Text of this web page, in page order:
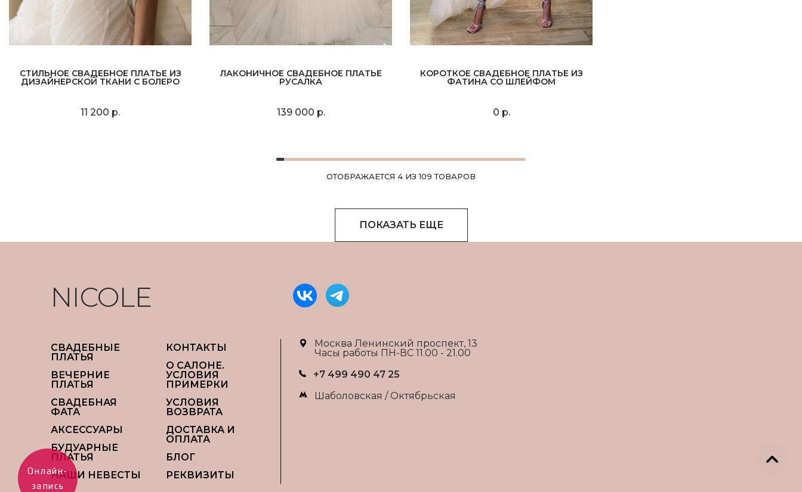
СТИЛЬНОЕ СВАДЕБНОЕ ПЛАТЬЕ ИЗ
ДИЗАЙНЕРСКОЙ ТКАНИ С БОЛЕРО
11 200 р.
ЛАКОНИЧНОЕ СВАДЕБНОЕ ПЛАТЬЕ
РУСАЛКА
139 000 р.
КОРОТКОЕ СВАДЕБНОЕ ПЛАТЬЕ ИЗ
ФАТИНА СО ШЛЕЙФОМ
0 р.
ОТОБРАЖАЕТСЯ 4 ИЗ 109 ТОВАРОВ
ПОКАЗАТЬ ЕЩЕ
NICOLE
СВАДЕБНЫЕ
ПЛАТЬЯ
ВЕЧЕРНИЕ
ПЛАТЬЯ
СВАДЕБНАЯ
ФАТА
АКСЕССУАРЫ
БУДУАРНЫЕ
ПЛАТЬЯ
НАШИ НЕВЕСТЫ
КОНТАКТЫ
О САЛОНЕ.
УСЛОВИЯ
ПРИМЕРКИ
УСЛОВИЯ
ВОЗВРАТА
ДОСТАВКА И
ОПЛАТА
БЛОГ
РЕКВИЗИТЫ
Москва Ленинский проспект, 13
Часы работы ПН-ВС 11.00 - 21.00
+7 499 490 47 25
Шаболовская / Октябрьская
Онлайн-
запись